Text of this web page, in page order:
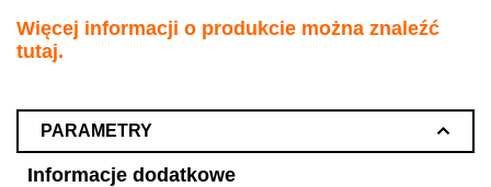
Więcej informacji o produkcie można znaleźć
tutaj.
PARAMETRY
Informacje dodatkowe